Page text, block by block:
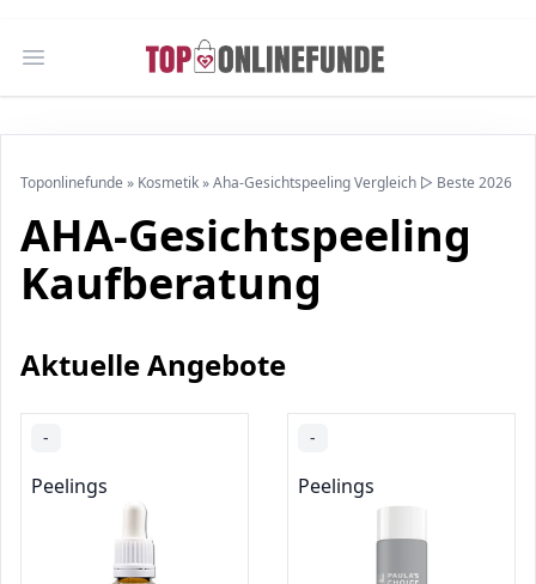
Open main menu
Toponlinefunde » Kosmetik»Aha-Gesichtspeeling Vergleich ▷ Beste 2026
AHA-Gesichtspeeling
Kaufberatung
Aktuelle Angebote
-
Peelings
-
Peelings